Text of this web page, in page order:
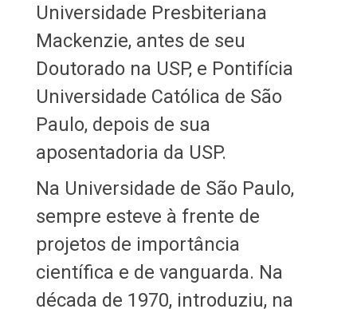
Universidade Presbiteriana
Mackenzie, antes de seu
Doutorado na USP, e Pontifícia
Universidade Católica de São
Paulo, depois de sua
aposentadoria da USP.
Na Universidade de São Paulo,
sempre esteve à frente de
projetos de importância
científica e de vanguarda. Na
década de 1970, introduziu, na